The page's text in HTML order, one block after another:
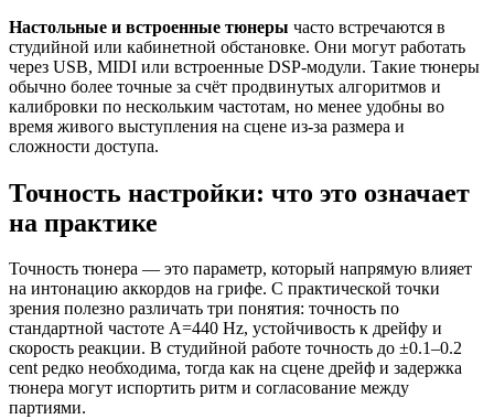
Настольные и встроенные тюнеры часто встречаются в
студийной или кабинетной обстановке. Они могут работать
через USB, MIDI или встроенные DSP-модули. Такие тюнеры
обычно более точные за счёт продвинутых алгоритмов и
калибровки по нескольким частотам, но менее удобны во
время живого выступления на сцене из-за размера и
сложности доступа.
Точность настройки: что это означает
на практике
Точность тюнера — это параметр, который напрямую влияет
на интонацию аккордов на грифе. С практической точки
зрения полезно различать три понятия: точность по
стандартной частоте A=440 Hz, устойчивость к дрейфу и
скорость реакции. В студийной работе точность до ±0.1–0.2
cent редко необходима, тогда как на сцене дрейф и задержка
тюнера могут испортить ритм и согласование между
партиями.